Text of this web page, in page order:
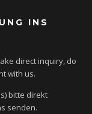
INS
direct inquiry, do
with us.
bitte direkt
senden.